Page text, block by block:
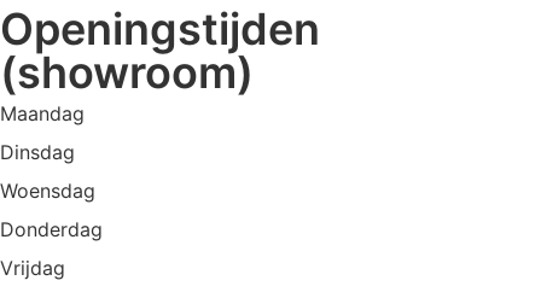
Openingstijden
(showroom)
Maandag
Dinsdag
Woensdag
Donderdag
Vrijdag